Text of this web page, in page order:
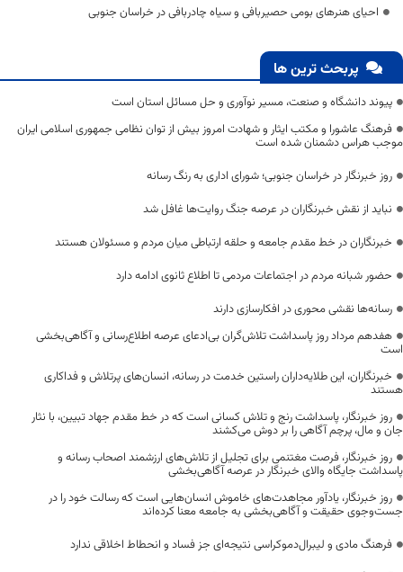
احیای هنرهای بومی حصیربافی و سیاه چادربافی در خراسان جنوبی
پربحث ترین ها
پیوند دانشگاه و صنعت، مسیر نوآوری و حل مسائل استان است
فرهنگ عاشورا و مکتب ایثار و شهادت امروز بیش از توان نظامی جمهوری اسلامی ایران
موجب هراس دشمنان شده است
روز خبرنگار در خراسان جنوبی؛ شورای اداری به رنگ رسانه
نباید از نقش خبرنگاران در عرصه جنگ روایت‌ها غافل شد
خبرنگاران در خط مقدم جامعه و حلقه ارتباطی میان مردم و مسئولان هستند
حضور شبانه مردم در اجتماعات مردمی تا اطلاع ثانوی ادامه دارد
رسانه‌ها نقشی محوری در افکارسازی دارند
هفدهم مرداد روز پاسداشت تلاش‌گران بی‌ادعای عرصه اطلاع‌رسانی و آگاهی‌بخشی
است
خبرنگاران، این طلایه‌داران راستین خدمت در رسانه، انسان‌های پرتلاش و فداکاری
هستند
روز خبرنگار، پاسداشت رنج و تلاش کسانی است که در خط مقدم جهاد تبیین، با نثار
جان و مال، پرچم آگاهی را بر دوش می‌کشند
روز خبرنگار، فرصت مغتنمی برای تجلیل از تلاش‌های ارزشمند اصحاب رسانه و
پاسداشت جایگاه والای خبرنگار در عرصه آگاهی‌بخشی
روز خبرنگار، یادآور مجاهدت‌های خاموش انسان‌هایی است که رسالت خود را در
جست‌وجوی حقیقت و آگاهی‌بخشی به جامعه معنا کرده‌اند
فرهنگ مادی و لیبرال‌دموکراسی نتیجه‌ای جز فساد و انحطاط اخلاقی ندارد